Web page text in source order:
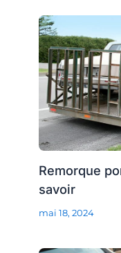
Remorque
savoir
mai 18, 2024